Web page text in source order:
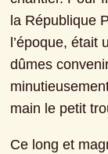
la République
l’époque,
dûmes
main le petit
Ce long et